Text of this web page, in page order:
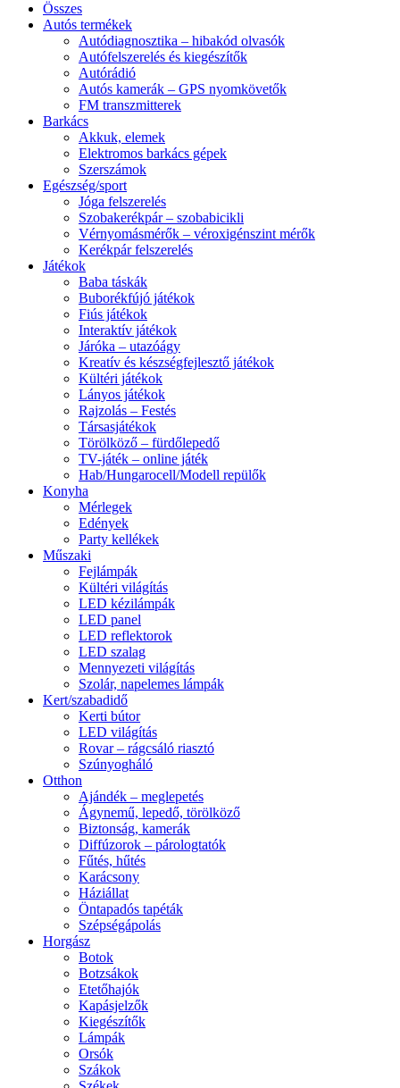
Összes
Autós termékek
Autódiagnosztika – hibakód olvasók
Autófelszerelés és kiegészítők
Autórádió
Autós kamerák – GPS nyomkövetők
FM transzmitterek
Barkács
Akkuk, elemek
Elektromos barkács gépek
Szerszámok
Egészség/sport
Jóga felszerelés
Szobakerékpár – szobabicikli
Vérnyomásmérők – véroxigénszint mérők
Kerékpár felszerelés
Játékok
Baba táskák
Buborékfújó játékok
Fiús játékok
Interaktív játékok
Járóka – utazóágy
Kreatív és készségfejlesztő játékok
Kültéri játékok
Lányos játékok
Rajzolás – Festés
Társasjátékok
Törölköző – fürdőlepedő
TV-játék – online játék
Hab/Hungarocell/Modell repülők
Konyha
Mérlegek
Edények
Party kellékek
Műszaki
Fejlámpák
Kültéri világítás
LED kézilámpák
LED panel
LED reflektorok
LED szalag
Mennyezeti világítás
Szolár, napelemes lámpák
Kert/szabadidő
Kerti bútor
LED világítás
Rovar – rágcsáló riasztó
Szúnyogháló
Otthon
Ajándék – meglepetés
Ágynemű, lepedő, törölköző
Biztonság, kamerák
Diffúzorok – párologtatók
Fűtés, hűtés
Karácsony
Háziállat
Öntapadós tapéták
Szépségápolás
Horgász
Botok
Botzsákok
Etetőhajók
Kapásjelzők
Kiegészítők
Lámpák
Orsók
Szákok